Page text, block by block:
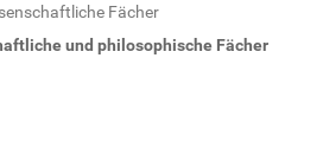
Fächer
und philosophische Fächer